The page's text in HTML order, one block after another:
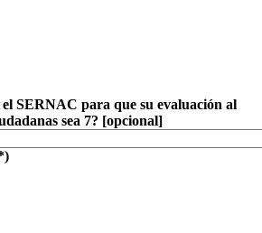
SERNAC para que su evaluación al
sea 7? [opcional]